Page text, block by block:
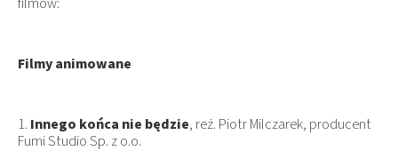
Filmy animowane
1. Innego końca nie będzie, reż. Piotr Milczarek, producent
Fumi Studio Sp. z o.o.